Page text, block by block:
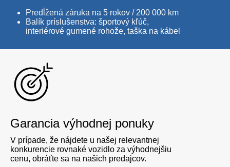
Predĺžená záruka na 5 rokov / 200 000 km
Balík príslušenstva: športový kľúč,
interiérové gumené rohože, taška na kábel
Garancia výhodnej ponuky
V prípade, že nájdete u našej relevantnej
konkurencie rovnaké vozidlo za výhodnejšiu
cenu, obráťte sa na našich predajcov.